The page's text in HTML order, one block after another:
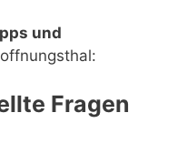
und
Fragen